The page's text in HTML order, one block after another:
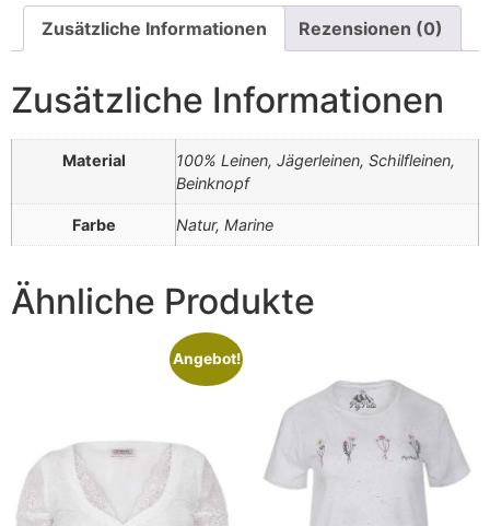
Zusätzliche Informationen Rezensionen (0)
Zusätzliche Informationen
Material
100% Leinen, Jägerleinen, Schilfleinen,
Beinknopf
Farbe Natur, Marine
Ähnliche Produkte
Angebot!